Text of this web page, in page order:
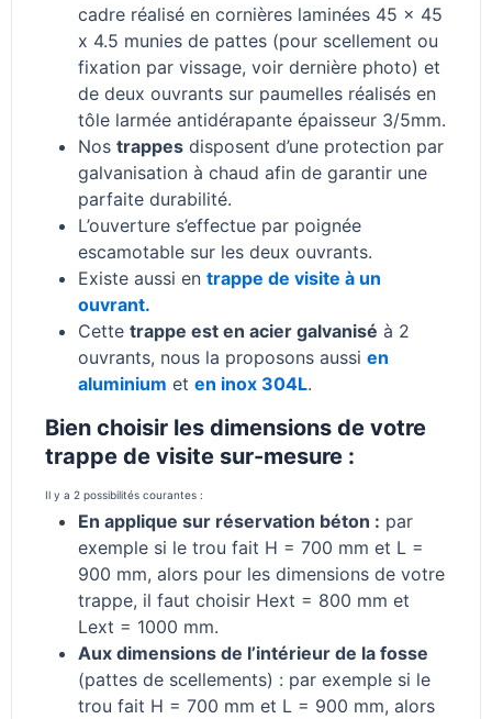
cadre réalisé en cornières laminées 45 x 45
x 4.5 munies de pattes (pour scellement ou
fixation par vissage, voir dernière photo) et
de deux ouvrants sur paumelles réalisés en
tôle larmée antidérapante épaisseur 3/5mm.
Nos trappes disposent d’une protection par
galvanisation à chaud afin de garantir une
parfaite durabilité.
L’ouverture s’effectue par poignée
escamotable sur les deux ouvrants.
Existe aussi en trappe de visite à un
ouvrant.
Cette trappe est en acier galvanisé à 2
ouvrants, nous la proposons aussi en
aluminium et en inox 304L.
Bien choisir les dimensions de votre
trappe de visite sur-mesure :
Il y a 2 possibilités courantes :
En applique sur réservation béton : par
exemple si le trou fait H = 700 mm et L =
900 mm, alors pour les dimensions de votre
trappe, il faut choisir Hext = 800 mm et
Lext = 1000 mm.
Aux dimensions de l’intérieur de la fosse
(pattes de scellements) : par exemple si le
trou fait H = 700 mm et L = 900 mm, alors